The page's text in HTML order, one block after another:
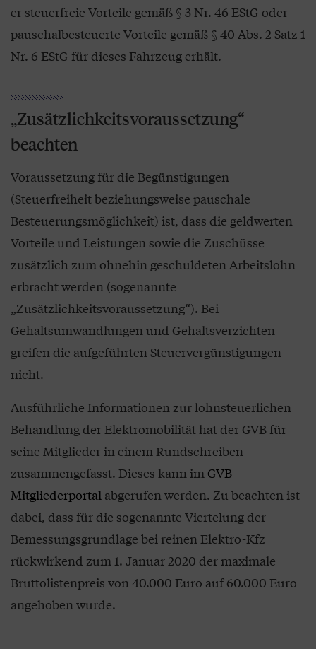
er steuerfreie Vorteile gemäß § 3 Nr. 46 EStG oder
pauschalbesteuerte Vorteile gemäß § 40 Abs. 2 Satz 1
Nr. 6 EStG für dieses Fahrzeug erhält.
„Zusätzlichkeitsvoraussetzung“
beachten
Voraussetzung für die Begünstigungen
(Steuerfreiheit beziehungsweise pauschale
Besteuerungsmöglich­keit) ist, dass die geldwerten
Vorteile und Leistungen sowie die Zuschüsse
zusätzlich zum ohnehin geschuldeten Arbeitslohn
erbracht werden (sogenannte
„Zusätzlichkeitsvoraussetzung“). Bei
Gehaltsumwandlungen und Gehaltsverzichten
greifen die aufgeführten Steuervergünstigungen
nicht.
Ausführliche Informationen zur lohnsteuerlichen
Behandlung der Elektromobilität hat der GVB für
seine Mitglieder in einem Rundschreiben
zusammengefasst. Dieses kann im GVB-
Mitgliederportal abgerufen werden. Zu beachten ist
dabei, dass für die sogenannte Viertelung der
Bemessungsgrundlage bei reinen Elektro-Kfz
rückwirkend zum 1. Januar 2020 der maximale
Bruttolistenpreis von 40.000 Euro auf 60.000 Euro
angehoben wurde.